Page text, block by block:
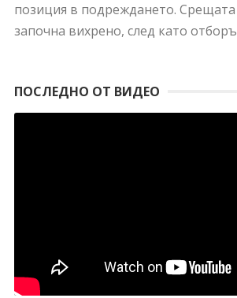
позиция в подреждането.
започна вихрено, след като
ПОСЛЕДНО ОТ ВИДЕО